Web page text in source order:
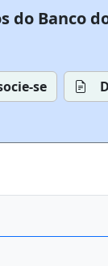
do Banco
se